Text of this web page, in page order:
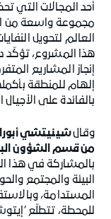
أحد المجالات التي
مجموعة واسعة من
العالم لتحويل
هذا المشروع، تؤكّد
إنجاز المشاريع
إلهام للمنطقة
بالفائدة على
وقالشينيتشي
من قسم الشؤون
بالمشاركة في هذا
البيئة والمجتمع
المستدامة،
للمحطة، تتطلّع